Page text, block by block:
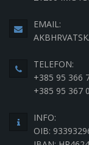
EMAIL:
TELEFON:
+385 95 366
+385 95 367
INFO:
OIB: